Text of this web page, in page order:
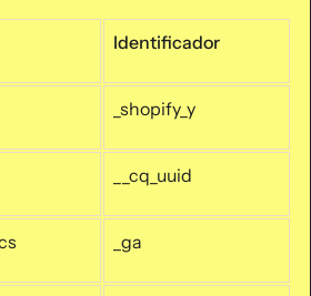
Identificador
_shopify_y
__cq_uuid
_ga